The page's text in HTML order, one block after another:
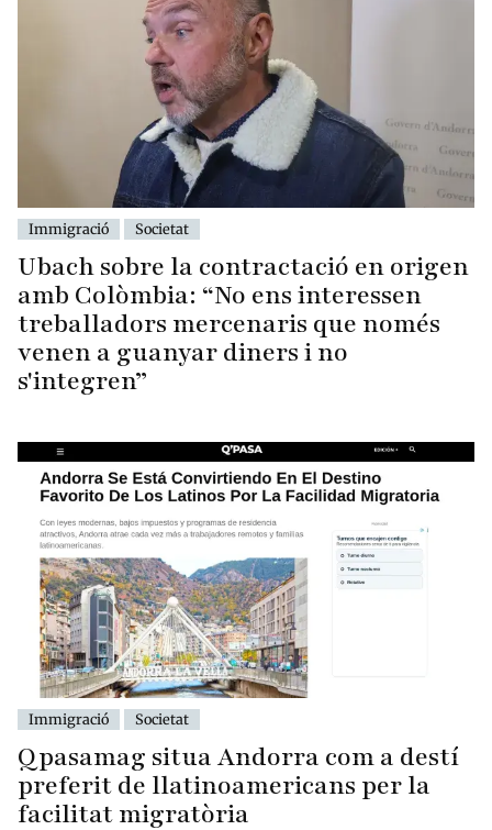
Immigració Societat
Ubach sobre la contractació en origen
amb Colòmbia: “No ens interessen
treballadors mercenaris que només
venen a guanyar diners i no
s'integren”
Immigració Societat
Qpasamag situa Andorra com a destí
preferit de llatinoamericans per la
facilitat migratòria